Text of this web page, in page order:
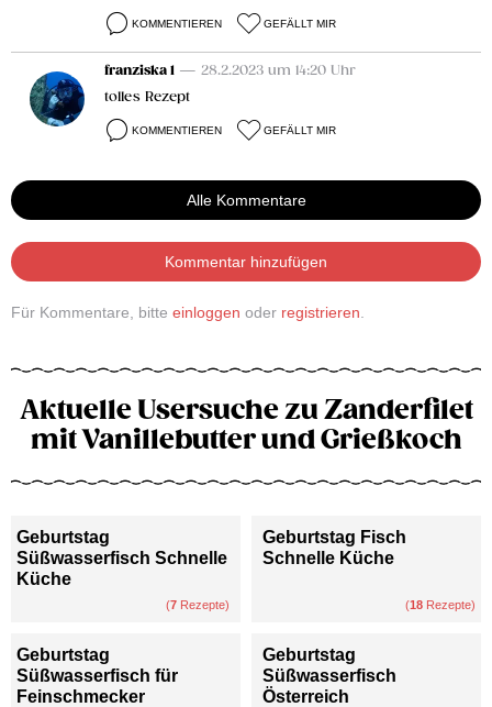
KOMMENTIEREN GEFÄLLT MIR
franziska 1 — 28.2.2023 um 14:20 Uhr
tolles Rezept
KOMMENTIEREN GEFÄLLT MIR
Alle Kommentare
Kommentar hinzufügen
Für Kommentare, bitte einloggen oder registrieren
Aktuelle Usersuche zu Zanderfilet
mit Vanillebutter und Grießkoch
Geburtstag
Süßwasserfisch Schnelle
Küche
(7 Rezepte)
Geburtstag Fisch
Schnelle Küche
(18 Rezepte)
Geburtstag
Süßwasserfisch für
Feinschmecker
Geburtstag
Süßwasserfisch
Österreich